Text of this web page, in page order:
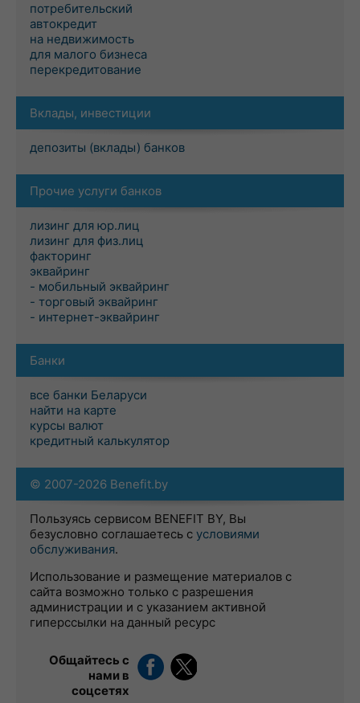
потребительский
автокредит
на недвижимость
для малого бизнеса
перекредитование
Вклады, инвестиции
депозиты (вклады) банков
Прочие услуги банков
лизинг для юр.лиц
лизинг для физ.лиц
факторинг
эквайринг
- мобильный эквайринг
- торговый эквайринг
- интернет-эквайринг
Банки
все банки Беларуси
найти на карте
курсы валют
кредитный калькулятор
© 2007-2026 Benefit.by
Пользуясь сервисом BENEFIT BY, Вы
безусловно соглашаетесь с условиями
обслуживания.
Использование и размещение материалов с
сайта возможно только с разрешения
администрации и с указанием активной
гиперссылки на данный ресурс
Общайтесь с
нами в
соцсетях